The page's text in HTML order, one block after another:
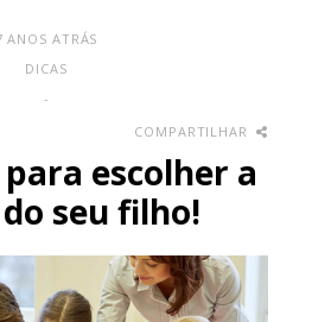
ANOS ATRÁS
DICAS
-
COMPARTILHAR
escolher a
seu filho!